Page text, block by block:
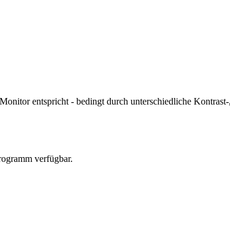
entspricht - bedingt durch unterschiedliche
verfügbar.